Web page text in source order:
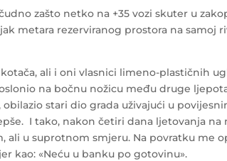
zašto netko na +35 vozi skuter u
metara rezerviranog prostora na samoj
ali i oni vlasnici limeno-plastičnih
na bočnu nožicu među druge
stari dio grada uživajući u
I tako, nakon četiri dana ljetovanja na
u suprotnom smjeru. Na povratku me
kao: «Neću u banku po gotovinu».